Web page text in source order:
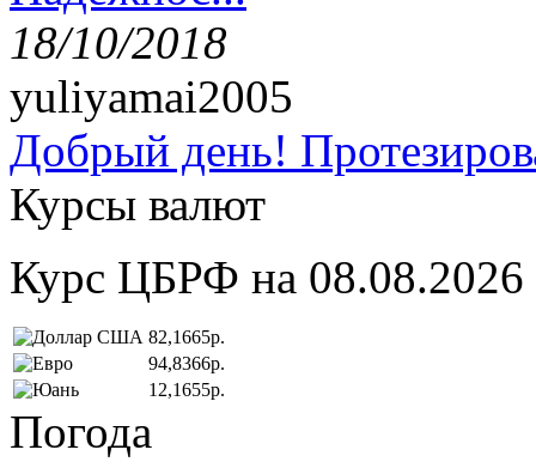
18/10/2018
yuliyamai2005
Добрый день!
Курсы валют
Курс ЦБРФ на 08.08.2026
82,1665р.
94,8366р.
12,1655р.
Погода